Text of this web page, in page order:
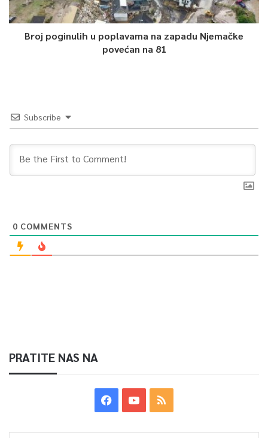
Broj poginulih u poplavama na zapadu Njemačke
povećan na 81
Subscribe
0 COMMENTS
PRATITE NAS NA